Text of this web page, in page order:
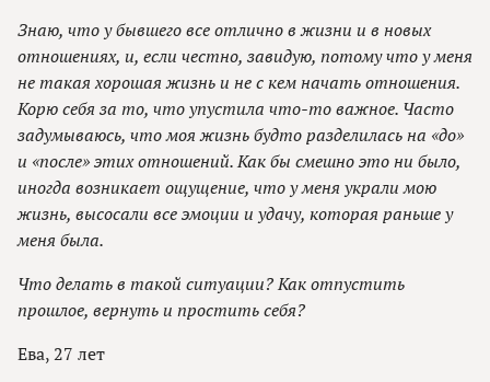
Знаю, что у бывшего все отлично в жизни и в новых
отношениях, и, если честно, завидую, потому что у меня
не такая хорошая жизнь и не с кем начать отношения.
Корю себя за то, что упустила что-то важное. Часто
задумываюсь, что моя жизнь будто разделилась на «до»
и «после» этих отношений. Как бы смешно это ни было,
иногда возникает ощущение, что у меня украли мою
жизнь, высосали все эмоции и удачу, которая раньше у
меня была.
Что делать в такой ситуации? Как отпустить
прошлое, вернуть и простить себя?
Ева, 27 лет